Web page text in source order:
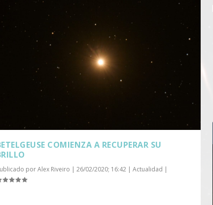
COMIENZA A RECUPERAR SU
porAlex Riveiro | 26/02/2020; 16:42| Actualidad |